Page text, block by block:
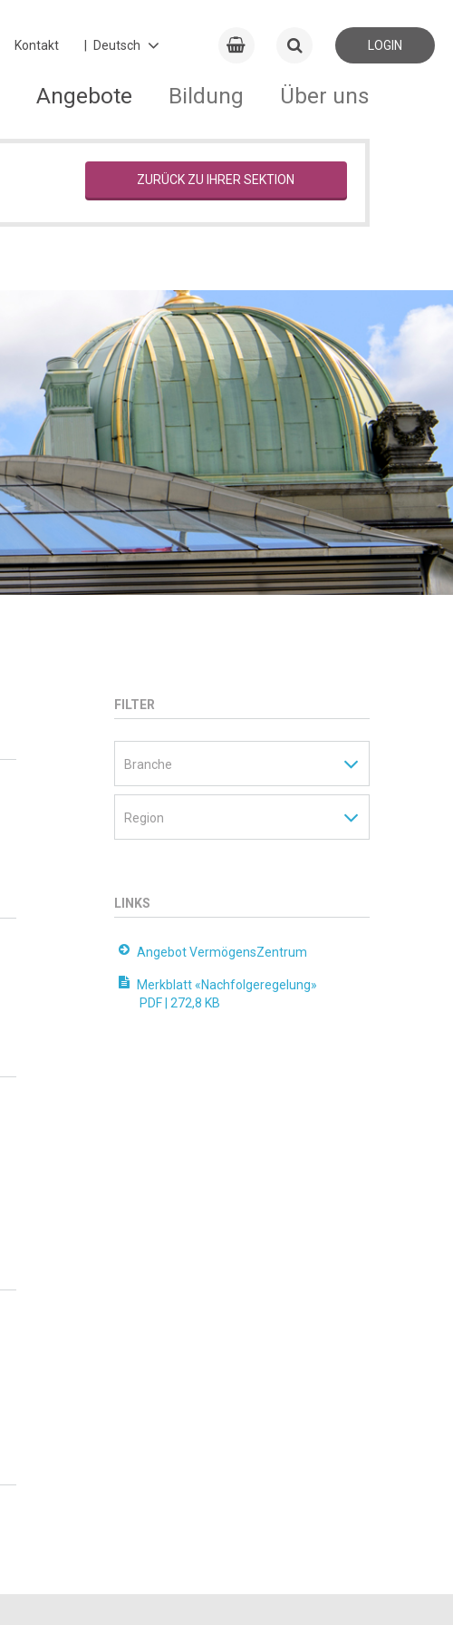
Kontakt LOGIN
Angebote Bildung Über uns
ZURÜCK ZU IHRER SEKTION
FILTER
LINKS
Angebot VermögensZentrum
Merkblatt «Nachfolgeregelung»
PDF | 272,8 KB